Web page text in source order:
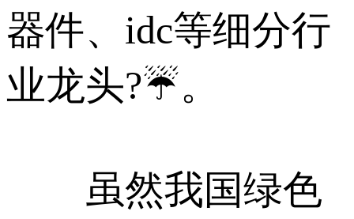
器件、idc等细分行
业龙头?☔。
虽然我国绿色